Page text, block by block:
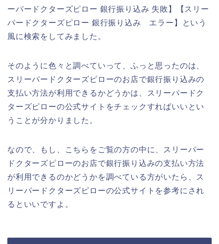
ーパードクターズピロー 銀行振り込み 失敗】【スリー
パードクターズピロー 銀行振り込み エラー】という
風に検索をしてみました。
そのように色々と調べていって、ふっと思ったのは、
スリーパードクターズピローのお店で銀行振り込みの
支払い方法が利用できるかどうかは、スリーパードク
ターズピローの公式サイトをチェックすればいいとい
うことが分かりました。
なので、もし、こちらをご覧の方の中に、スリーパー
ドクターズピローのお店で銀行振り込みの支払い方法
が利用できるのかどうかを調べている方がいたら、ス
リーパードクターズピローの公式サイトを参考にされ
るといいですよ。